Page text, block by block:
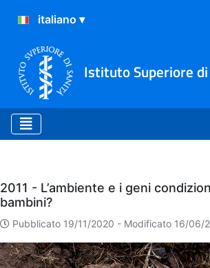
Istituto Superiore
Eventi
2011 - L’ambiente e i geni
bambini?
Pubblicato 19/11/2020 - Modificato 16/06/